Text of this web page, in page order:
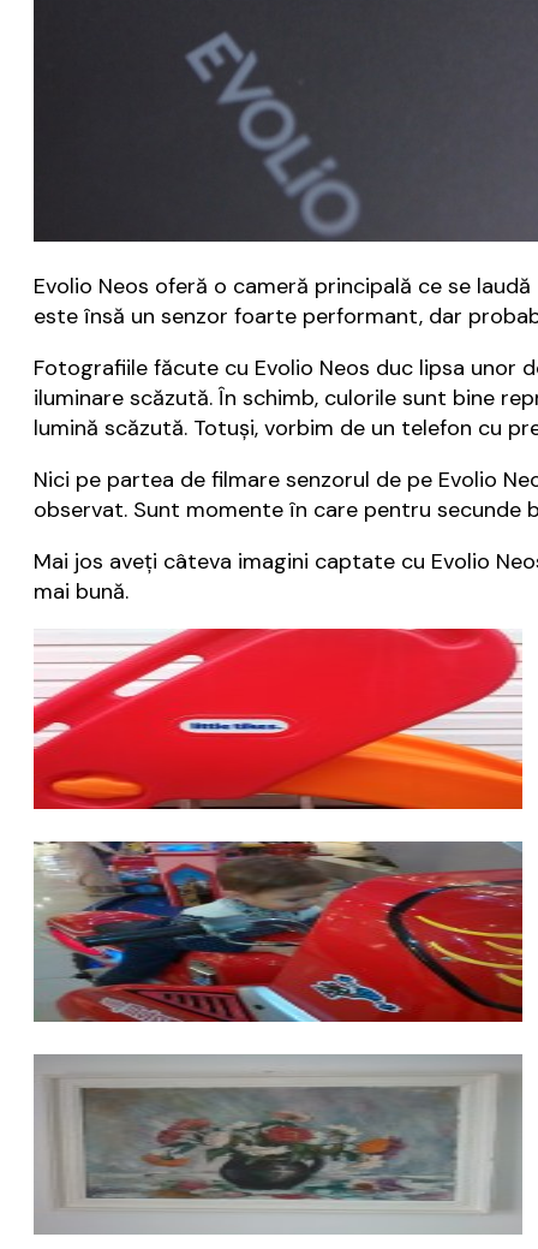
Evolio Neos oferă o cameră principală ce se
este însă un senzor foarte performant, dar
Fotografiile făcute cu Evolio Neos duc lipsa
iluminare scăzută. În schimb, culorile sunt bine
lumină scăzută. Totuși, vorbim de un telefon cu
Nici pe partea de filmare senzorul de pe Evolio
observat. Sunt momente în care pentru secunde
Mai jos aveți câteva imagini captate cu Evolio
mai bună.